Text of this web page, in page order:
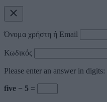
Όνομα χρήστη ή Email
Κωδικός
Please enter an answer in digits:
five − 5 =